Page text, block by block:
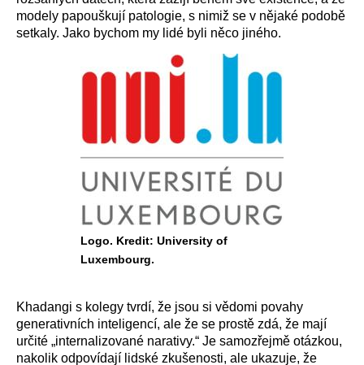
modely papouškují patologie, s nimiž se v nějaké podobě
setkaly. Jako bychom my lidé byli něco jiného.
Logo. Kredit: University of
Luxembourg.
Khadangi s kolegy tvrdí, že jsou si vědomi povahy
generativních inteligencí, ale že se prostě zdá, že mají
určité „internalizované narativy.“ Je samozřejmě otázkou,
nakolik odpovídají lidské zkušenosti, ale ukazuje, že